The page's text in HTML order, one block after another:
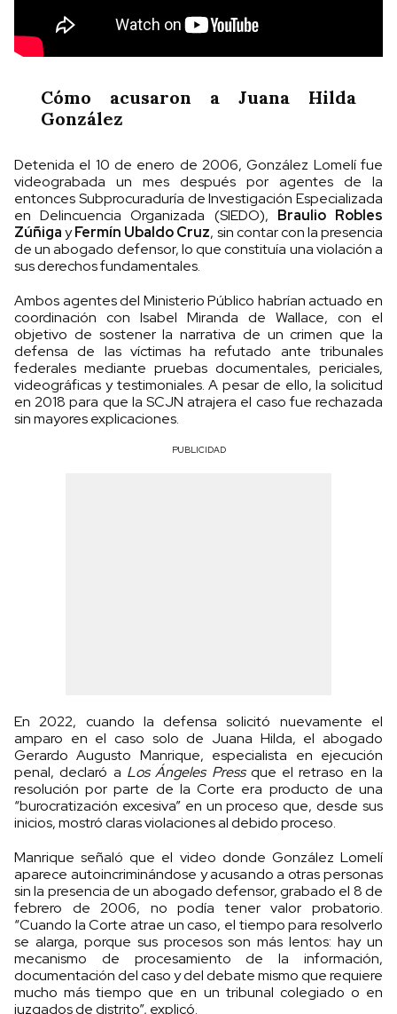
Cómo acusaron a Juana Hilda
González
Detenida el 10 de enero de 2006, González Lomelí fue
videograbada un mes después por agentes de la
entonces Subprocuraduría de Investigación Especializada
en Delincuencia Organizada (SIEDO), Braulio Robles
ZúñigayFermín Ubaldo Cruz, sin contar con la presencia
de un abogado defensor, lo que constituía una violación a
sus derechos fundamentales.
Ambos agentes del Ministerio Público habrían actuado en
coordinación con Isabel Miranda de Wallace, con el
objetivo de sostener la narrativa de un crimen que la
defensa de las víctimas ha refutado ante tribunales
federales mediante pruebas documentales, periciales,
videográficas y testimoniales. A pesar de ello, la solicitud
en 2018 para que la SCJN atrajera el caso fue rechazada
sin mayores explicaciones.
PUBLICIDAD
En 2022, cuando la defensa solicitó nuevamente el
amparo en el caso solo de Juana Hilda, el abogado
Gerardo Augusto Manrique, especialista en ejecución
penal, declaró a Los Ángeles Pressque el retraso en la
resolución por parte de la Corte era producto de una
“burocratización excesiva” en un proceso que, desde sus
inicios, mostró claras violaciones al debido proceso.
Manrique señaló que el video donde González Lomelí
aparece autoincriminándose y acusando a otras personas
sin la presencia de un abogado defensor, grabado el 8 de
febrero de 2006, no podía tener valor probatorio.
“Cuando la Corte atrae un caso, el tiempo para resolverlo
se alarga, porque sus procesos son más lentos: hay un
mecanismo de procesamiento de la información,
documentación del caso y del debate mismo que requiere
mucho más tiempo que en un tribunal colegiado o en
juzgados de distrito”, explicó.